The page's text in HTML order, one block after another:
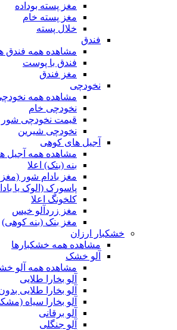
مغز پسته بوداده
مغز پسته خام
خلال پسته
فندق
مشاهده همه فندق
فندق با پوست
مغز فندق
نخودچی
مشاهده همه
نخودچی خام
قیمت نخودچی شور
نخودچی شیرین
آجیل های کوهی
مشاهده همه آجیل
بنه (بنک) اعلا
مغز بادام شور
پاسورک (الوک یا
کلخونگ اعلا
مغز زردآلو خیس
مغز بنک (بنه کوهی)
خشکبار ارزان
مشاهده همه خشکبارها
آلو خشک
مشاهده همه آلو
آلو بخارا طلایی
آلو بخارا طلایی
آلو بخارا سیاه
آلو برقانی
آلو جنگلی